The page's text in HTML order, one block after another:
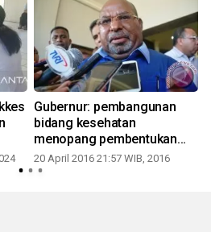
Gubernur: pembangunan
bidang kesehatan
menopang pembentukan
SDM
20 April 2016 21:57 WIB, 2016